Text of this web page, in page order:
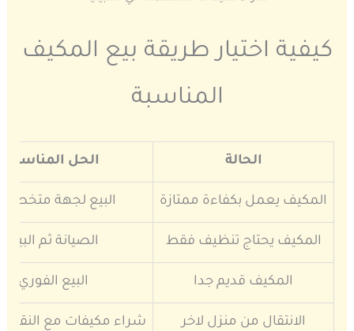
كيفية اختيار طريقة بيع المكيف
المناسبة
الحالة الحل المناسب
المكيف يعمل بكفاءة ممتازة البيع لجهة
المكيف يحتاج تنظيف فقط الصيانة ثم البيع
المكيف قديم جدا البيع الفوري
الانتقال من منزل لاخر شراء مكيفات مع النقل